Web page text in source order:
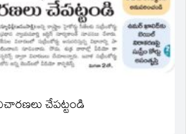
చేపట్టండి